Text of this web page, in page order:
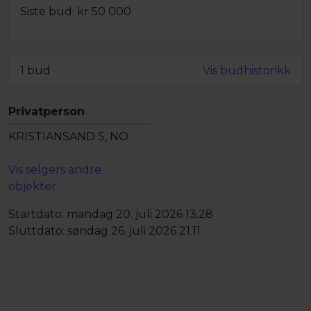
Siste bud: kr 50 000
1 bud Vis budhistorikk
Privatperson
KRISTIANSAND S, NO
Vis selgers andre
objekter
Startdato: mandag 20. juli 2026 13.28
Sluttdato: søndag 26. juli 2026 21.11